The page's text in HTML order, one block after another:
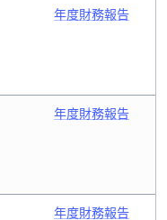
年度財務報告
年度財務報告
年度財務報告